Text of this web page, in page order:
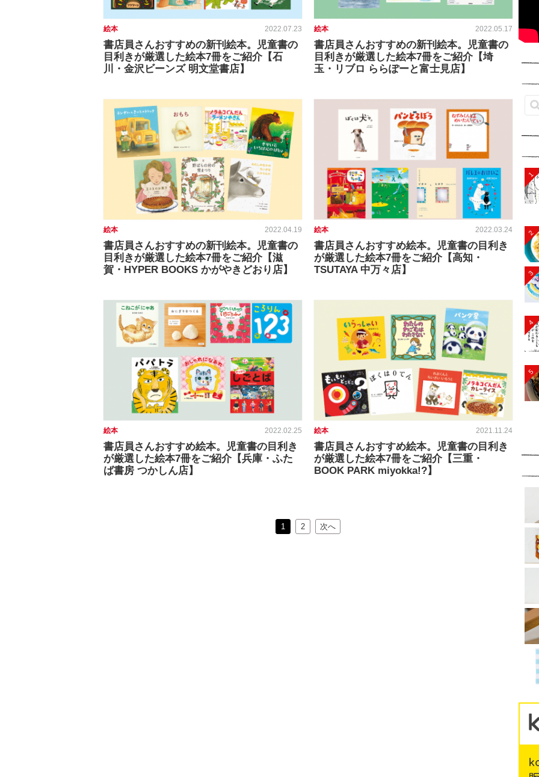
絵本 2022.07.23
書店員さんおすすめの新刊絵本。児童書の
目利きが厳選した絵本7冊をご紹介【石
川・金沢ビーンズ 明文堂書店】
絵本 2022.05.17
書店員さんおすすめの新刊絵本。児童書の
目利きが厳選した絵本7冊をご紹介【埼
玉・リブロ ららぽーと富士見店】
絵本 2022.04.19
書店員さんおすすめの新刊絵本。児童書の
目利きが厳選した絵本7冊をご紹介【滋
賀・HYPER BOOKS かがやきどおり店】
絵本 2022.03.24
書店員さんおすすめ絵本。児童書の目利き
が厳選した絵本7冊をご紹介【高知・
TSUTAYA 中万々店】
絵本 2022.02.25
書店員さんおすすめ絵本。児童書の目利き
が厳選した絵本7冊をご紹介【兵庫・ふた
ば書房 つかしん店】
絵本 2021.11.24
書店員さんおすすめ絵本。児童書の目利き
が厳選した絵本7冊をご紹介【三重・
BOOK PARK miyokka!?】
1 2 次へ
1
2
3
4
5